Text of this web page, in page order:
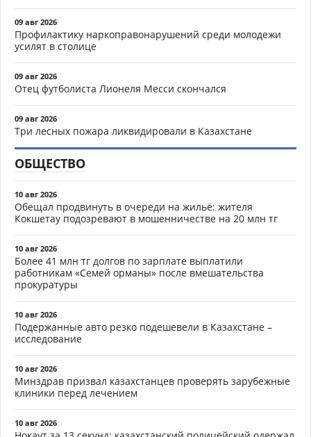
09 авг 2026
Профилактику наркоправонарушений среди молодежи
усилят в столице
09 авг 2026
Отец футболиста Лионеля Месси скончался
09 авг 2026
Три лесных пожара ликвидировали в Казахстане
ОБЩЕСТВО
10 авг 2026
Обещал продвинуть в очереди на жильё: жителя
Кокшетау подозревают в мошенничестве на 20 млн тг
10 авг 2026
Более 41 млн тг долгов по зарплате выплатили
работникам «Семей орманы» после вмешательства
прокуратуры
10 авг 2026
Подержанные авто резко подешевели в Казахстане –
исследование
10 авг 2026
Минздрав призвал казахстанцев проверять зарубежные
клиники перед лечением
10 авг 2026